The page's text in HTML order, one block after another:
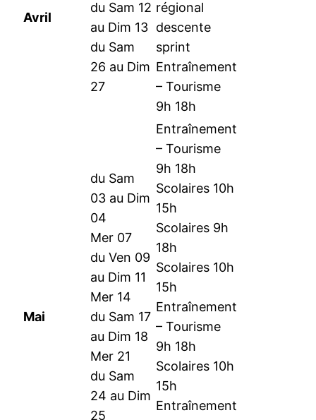
Avril
du Sam 12
au Dim 13
du Sam
26 au Dim
27
régional
descente
sprint
Entraînement
– Tourisme
9h 18h
Mai
du Sam
03 au Dim
04
Mer 07
du Ven 09
au Dim 11
Mer 14
du Sam 17
au Dim 18
Mer 21
du Sam
24 au Dim
25
Entraînement
– Tourisme
9h 18h
Scolaires 10h
15h
Scolaires 9h
18h
Scolaires 10h
15h
Entraînement
– Tourisme
9h 18h
Scolaires 10h
15h
Entraînement